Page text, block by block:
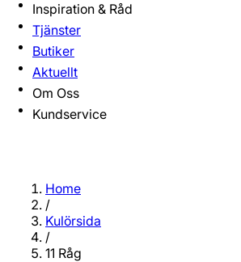
Inspiration & Råd
Tjänster
Butiker
Aktuellt
Om Oss
Kundservice
Home
/
Kulörsida
/
11 Råg